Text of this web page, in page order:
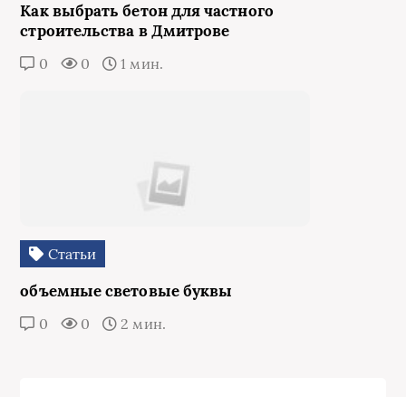
Как выбрать бетон для частного
строительства в Дмитрове
0 0 1 мин.
Статьи
объемные световые буквы
0 0 2 мин.